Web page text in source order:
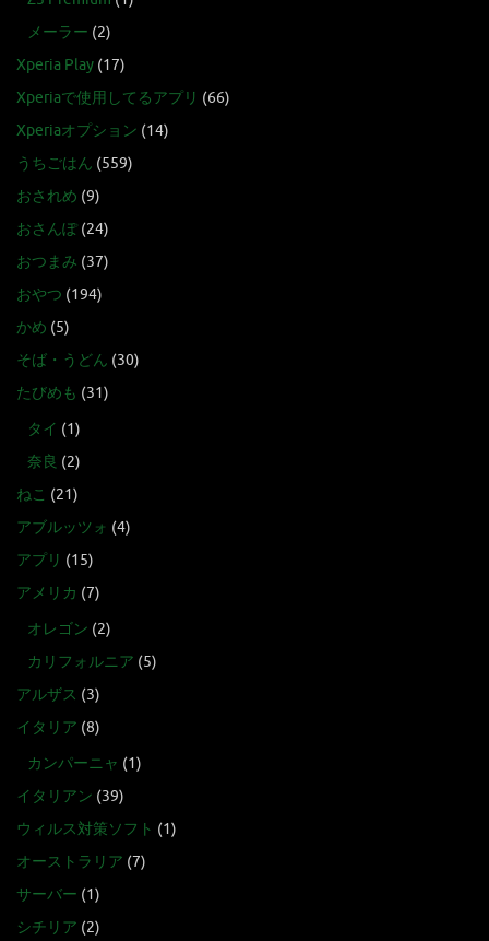
メーラー (2)
Xperia Play (17)
Xperiaで使用してるアプリ (66)
Xperiaオプション (14)
うちごはん (559)
おされめ (9)
おさんぽ(24)
おつまみ (37)
おやつ (194)
かめ (5)
そば・うどん (30)
たびめも (31)
タイ (1)
奈良 (2)
ねこ (21)
アブルッツォ (4)
アプリ (15)
アメリカ (7)
オレゴン (2)
カリフォルニア (5)
アルザス (3)
イタリア (8)
カンパーニャ (1)
イタリアン (39)
ウィルス対策ソフト (1)
オーストラリア (7)
サーバー (1)
シチリア (2)